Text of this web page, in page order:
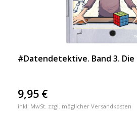
#Datendetektive. Band 3.
9,95 €
inkl. MwSt. zzgl. möglicher Versandkosten